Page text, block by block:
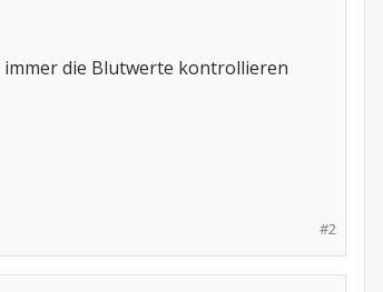
immer die Blutwerte kontrollieren
#2